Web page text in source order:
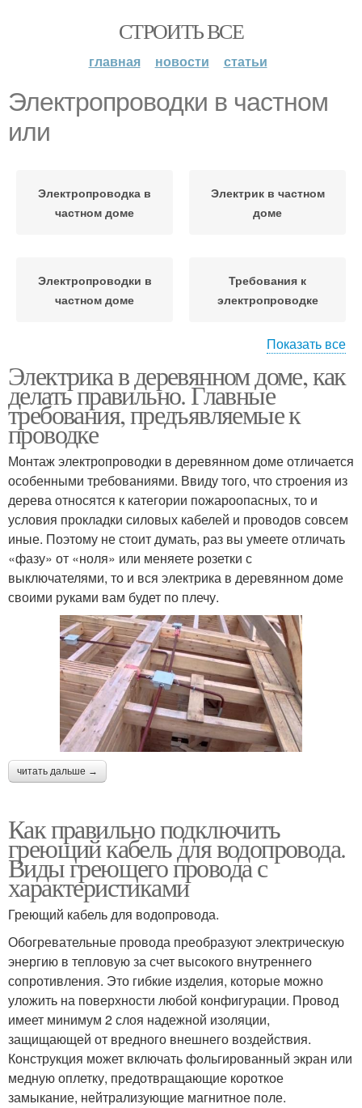
СТРОИТЬ ВСЕ
главная новости статьи
Электропроводки в частном
или
Электропроводка в
частном доме
Электрик в частном
доме
Электропроводки в
частном доме
Требования к
электропроводке
деревянном доме
комнате
Провода для
электропроводки
Электропроводка в
деревянном домике
Показать все
Электрика в деревянном доме, как
делать правильно. Главные
требования, предъявляемые к
проводке
Монтаж электропроводки в деревянном доме отличается
особенными требованиями. Ввиду того, что строения из
дерева относятся к категории пожароопасных, то и
условия прокладки силовых кабелей и проводов совсем
иные. Поэтому не стоит думать, раз вы умеете отличать
«фазу» от «ноля» или меняете розетки с
выключателями, то и вся электрика в деревянном доме
своими руками вам будет по плечу.
читать дальше →
Как правильно подключить
греющий кабель для водопровода.
Виды греющего провода с
характеристиками
Греющий кабель для водопровода.
Обогревательные провода преобразуют электрическую
энергию в тепловую за счет высокого внутреннего
сопротивления. Это гибкие изделия, которые можно
уложить на поверхности любой конфигурации. Провод
имеет минимум 2 слоя надежной изоляции,
защищающей от вредного внешнего воздействия.
Конструкция может включать фольгированный экран или
медную оплетку, предотвращающие короткое
замыкание, нейтрализующие магнитное поле.